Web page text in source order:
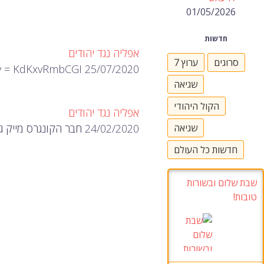
אפליה נגד יהודים
25/07/2020 https://www.youtube.com/watch?v = KdKxvRmbCGI
אפליה נגד יהודים
24/02/2020 חבר הקונגרס מייק ג'ונסון על אפליה נגד יהודים בהר הבית. https://www.makorrishon.co.il/news/206153/
01/05/2026
חדשות
ערוץ 7
סרוגים
שגיאה
הקול היהודי
שגיאה
חדשות כל העולם
שבת שלום ובשורות
טובות!